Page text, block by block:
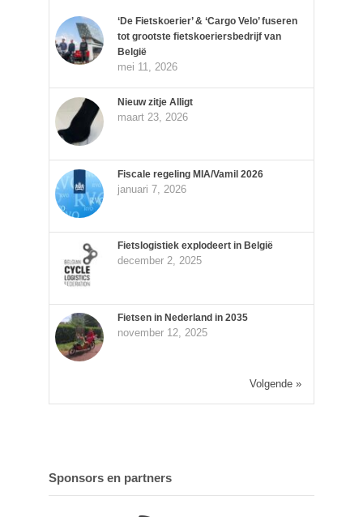
‘De Fietskoerier’ & ‘Cargo Velo’ fuseren
tot grootste fietskoeriersbedrijf van
België
mei 11, 2026
Nieuw zitje Alligt
maart 23, 2026
Fiscale regeling MIA/Vamil 2026
januari 7, 2026
Fietslogistiek explodeert in België
december 2, 2025
Fietsen in Nederland in 2035
november 12, 2025
Volgende »
Sponsors en partners